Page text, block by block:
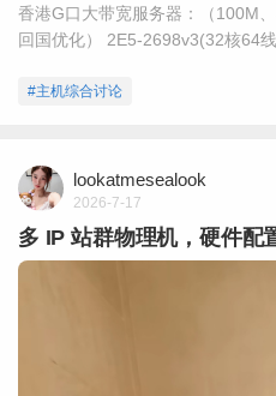
香港G口大带宽服务器：（100M
回国优化） 2E5-2698v3(32核64线
#主机综合讨论
lookatmesealook
2026-7-17
多 IP 站群物理机，硬件配